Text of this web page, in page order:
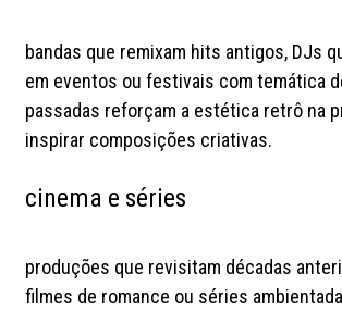
bandas que remixam hits antigos, DJs
em eventos ou festivais com temática
passadas reforçam a estética retrô na
inspirar composições criativas.
cinema e séries
produções que revisitam décadas
filmes de romance ou séries